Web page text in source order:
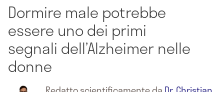
Dormire male potrebbe
essere uno dei primi
segnali dell’Alzheimer nelle
donne